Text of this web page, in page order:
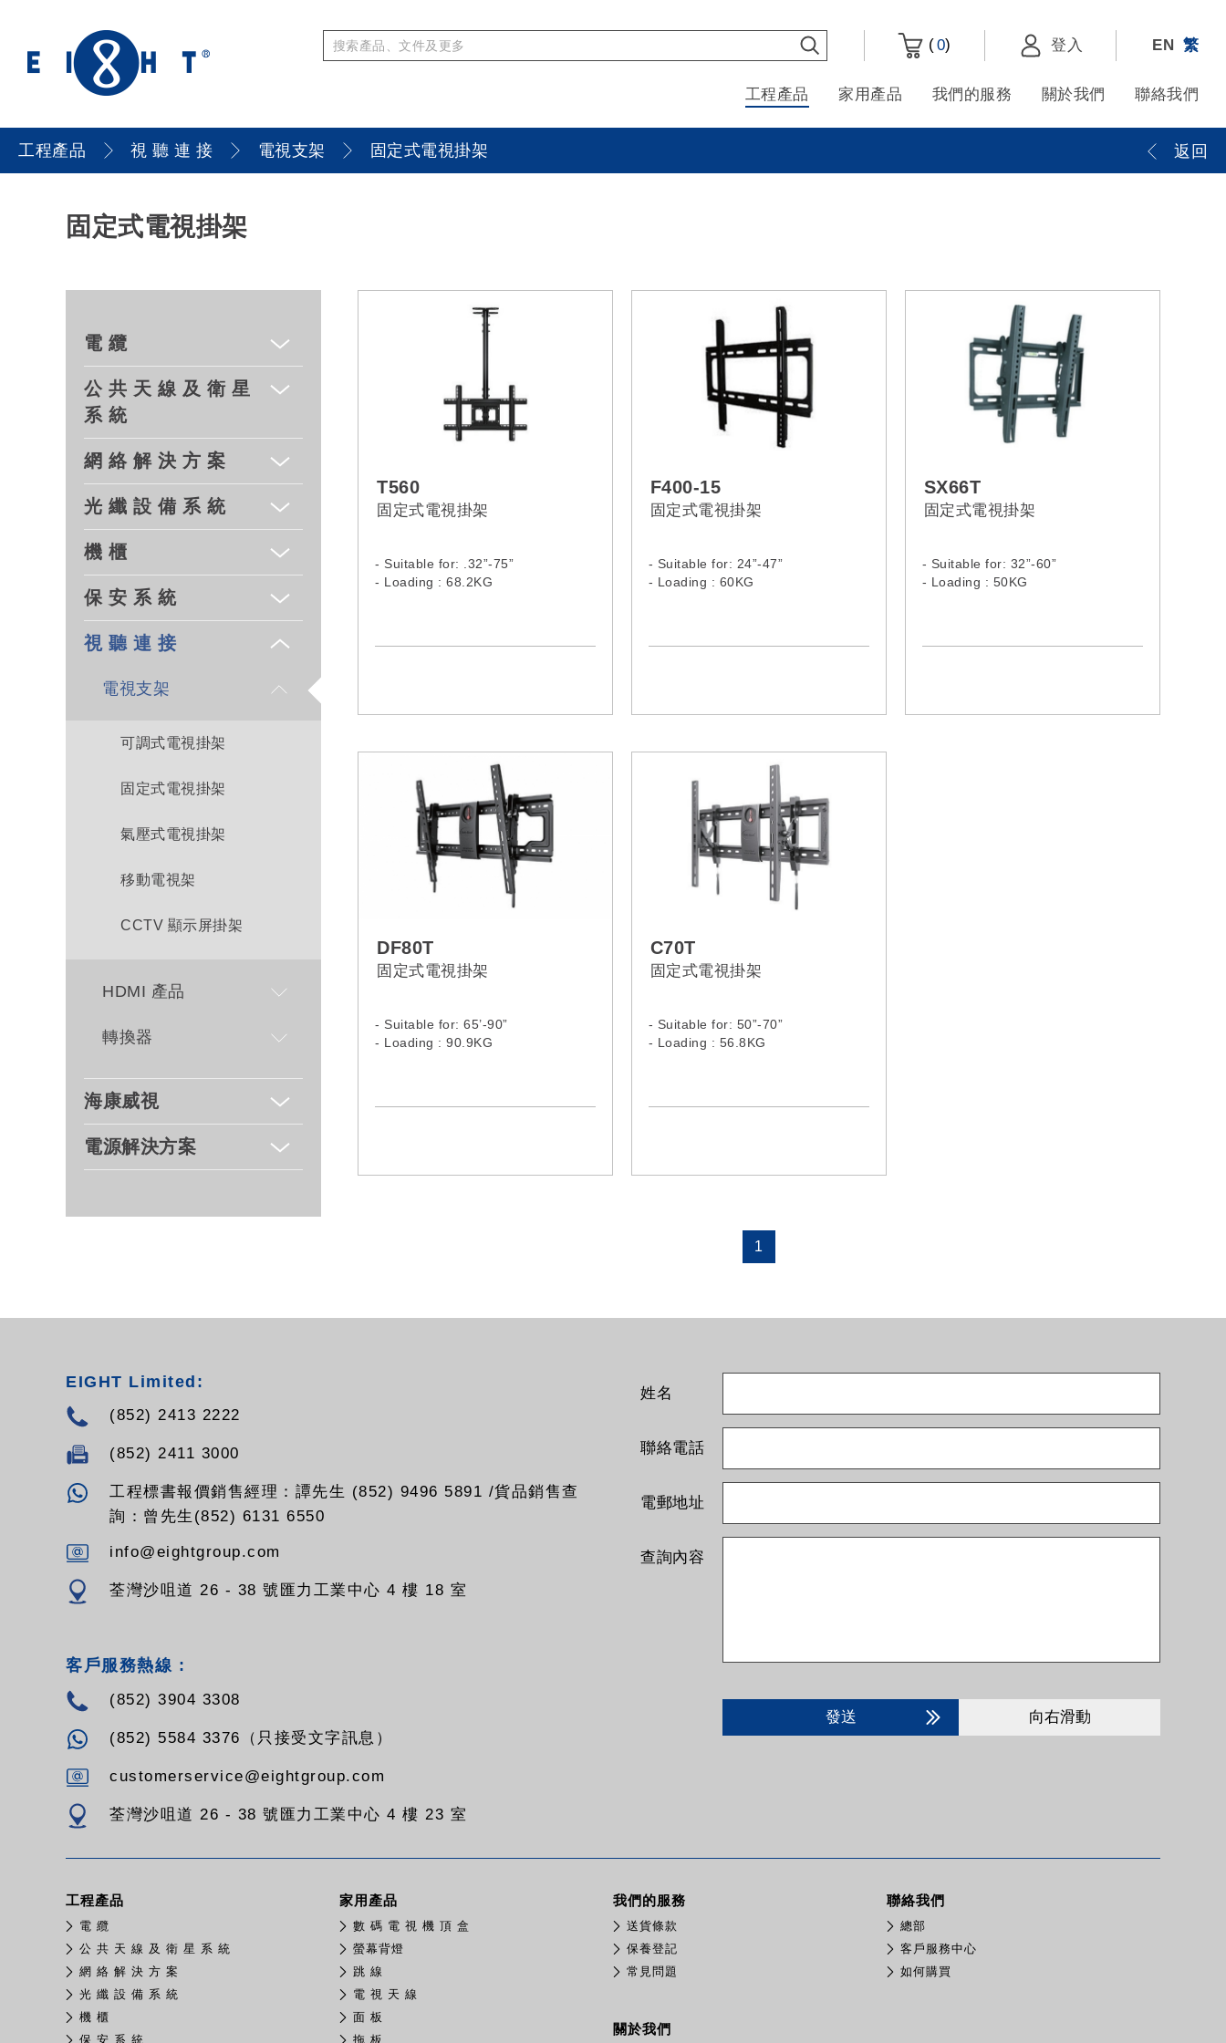
(0) 登入 EN 繁
工程產品 家用產品 我們的服務 關於我們 聯絡我們
工程產品 視 聽 連 接 電視支架 固定式電視掛架 返回
固定式電視掛架
電 纜
公 共 天 線 及 衛 星
系 統
網 絡 解 決 方 案
光 纖 設 備 系 統
機 櫃
保 安 系 統
視 聽 連 接
電視支架
可調式電視掛架
固定式電視掛架
氣壓式電視掛架
移動電視架
CCTV 顯示屏掛架
HDMI 產品
轉換器
​海康威視
電源解決方案
T560
固定式電視掛架
- Suitable for: .32”-75”
- Loading : 68.2KG
F400-15
固定式電視掛架
- Suitable for: 24”-47”
- Loading : 60KG
SX66T
固定式電視掛架
- Suitable for: 32”-60”
- Loading : 50KG
DF80T
固定式電視掛架
- Suitable for: 65’-90”
- Loading : 90.9KG
C70T
固定式電視掛架
- Suitable for: 50”-70”
- Loading : 56.8KG
1
EIGHT Limited:
(852) 2413 2222
(852) 2411 3000
工程標書報價銷售經理：譚先生 (852) 9496 5891 /貨品銷售查
詢：曾先生(852) 6131 6550
info@eightgroup.com
荃灣沙咀道 26 - 38 號匯力工業中心 4 樓 18 室
客戶服務熱線 :
(852) 3904 3308
(852) 5584 3376（只接受文字訊息）
customerservice@eightgroup.com
荃灣沙咀道 26 - 38 號匯力工業中心 4 樓 23 室
姓名
聯絡電話
電郵地址
查詢內容
發送 向右滑動
工程產品
電 纜
公 共 天 線 及 衛 星 系 統
網 絡 解 決 方 案
光 纖 設 備 系 統
機 櫃
保 安 系 統
家用產品
數 碼 電 視 機 頂 盒
螢幕背燈
跳 線
電 視 天 線
面 板
拖 板
我們的服務
送貨條款
保養登記
常見問題
關於我們
聯絡我們
總部
客戶服務中心
如何購買